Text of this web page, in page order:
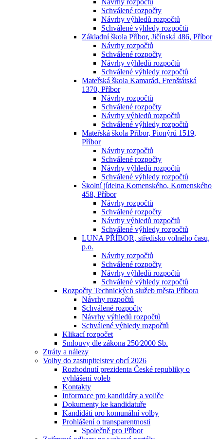
Návrhy rozpočtů
Schválené rozpočty
Návrhy výhledů rozpočtů
Schválené výhledy rozpočtů
Základní škola Příbor, Jičínská 486, Příbor
Návrhy rozpočtů
Schválené rozpočty
Návrhy výhledů rozpočtů
Schválené výhledy rozpočtů
Mateřská škola Kamarád, Frenštátská
1370, Příbor
Návrhy rozpočtů
Schválené rozpočty
Návrhy výhledů rozpočtů
Schválené výhledy rozpočtů
Mateřská škola Příbor, Pionýrů 1519,
Příbor
Návrhy rozpočtů
Schválené rozpočty
Návrhy výhledů rozpočtů
Schválené výhledy rozpočtů
Školní jídelna Komenského, Komenského
458, Příbor
Návrhy rozpočtů
Schválené rozpočty
Návrhy výhledů rozpočtů
Schválené výhledy rozpočtů
LUNA PŘÍBOR, středisko volného času,
p.o.
Návrhy rozpočtů
Schválené rozpočty
Návrhy výhledů rozpočtů
Schválené výhledy rozpočtů
Rozpočty Technických služeb města Příbora
Návrhy rozpočtů
Schválené rozpočty
Návrhy výhledů rozpočtů
Schválené výhledy rozpočtů
Klikací rozpočet
Smlouvy dle zákona 250⁄2000 Sb.
Ztráty a nálezy
Volby do zastupitelstev obcí 2026
Rozhodnutí prezidenta České republiky o
vyhlášení voleb
Kontakty
Informace pro kandidáty a voliče
Dokumenty ke kandidatuře
Kandidáti pro komunální volby
Prohlášení o transparentnosti
Společně pro Příbor